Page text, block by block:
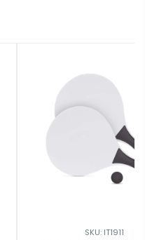
SKU: IT1911